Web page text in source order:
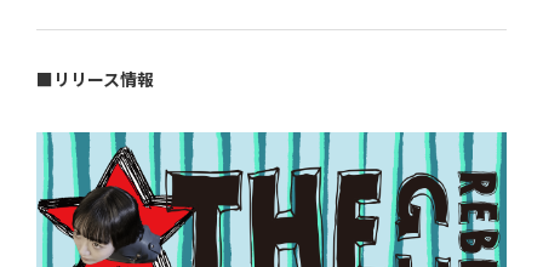
■リリース情報